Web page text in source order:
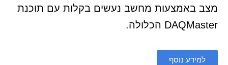
מצב באמצעות מחשב נעשים בקלות עם תוכנת
DAQMaster הכלולה.
למידע נוסף